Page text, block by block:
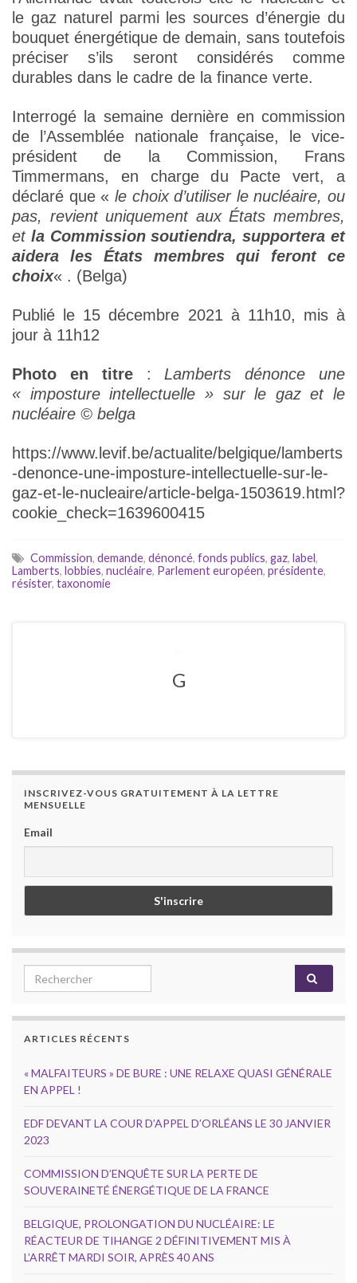
le gaz naturel parmi les sources d’énergie du
bouquet énergétique de demain, sans toutefois
préciser s’ils seront considérés comme
durables dans le cadre de la finance verte.
Interrogé la semaine dernière en commission
de l’Assemblée nationale française, le vice-
président de la Commission, Frans
Timmermans, en charge du Pacte vert, a
déclaré que « le choix d’utiliser le nucléaire, ou
pas, revient uniquement aux États membres,
et la Commission soutiendra, supportera et
aidera les États membres qui feront ce
choix« . (Belga)
Publié le 15 décembre 2021 à 11h10, mis à
jour à 11h12
Photo en titre: Lamberts dénonce une
« imposture intellectuelle » sur le gaz et le
nucléaire © belga
https://www.levif.be/actualite/belgique/lamberts
-denonce-une-imposture-intellectuelle-sur-le-
gaz-et-le-nucleaire/article-belga-1503619.html?
cookie_check=1639600415
Commission, demande, dénoncé, fonds publics, gaz, label,
Lamberts, lobbies, nucléaire, Parlement européen, présidente,
résister, taxonomie
G
INSCRIVEZ-VOUS GRATUITEMENT À LA LETTRE
MENSUELLE
Email
Search for:
ARTICLES RÉCENTS
« MALFAITEURS » DE BURE : UNE RELAXE QUASI GÉNÉRALE
EN APPEL !
EDF DEVANT LA COUR D’APPEL D’ORLÉANS LE 30 JANVIER
2023
COMMISSION D’ENQUÊTE SUR LA PERTE DE
SOUVERAINETÉ ÉNERGÉTIQUE DE LA FRANCE
BELGIQUE, PROLONGATION DU NUCLÉAIRE: LE
RÉACTEUR DE TIHANGE 2 DÉFINITIVEMENT MIS À
L’ARRÊT MARDI SOIR, APRÈS 40 ANS